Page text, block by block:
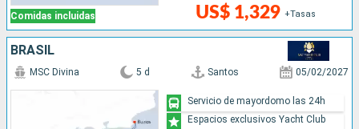
Comidas incluidas US$ 1,329 +Tasas
BRASIL
MSC Divina 5 d Santos 05/02/2027
Servicio de mayordomo las 24h
Espacios exclusivos Yacht Club